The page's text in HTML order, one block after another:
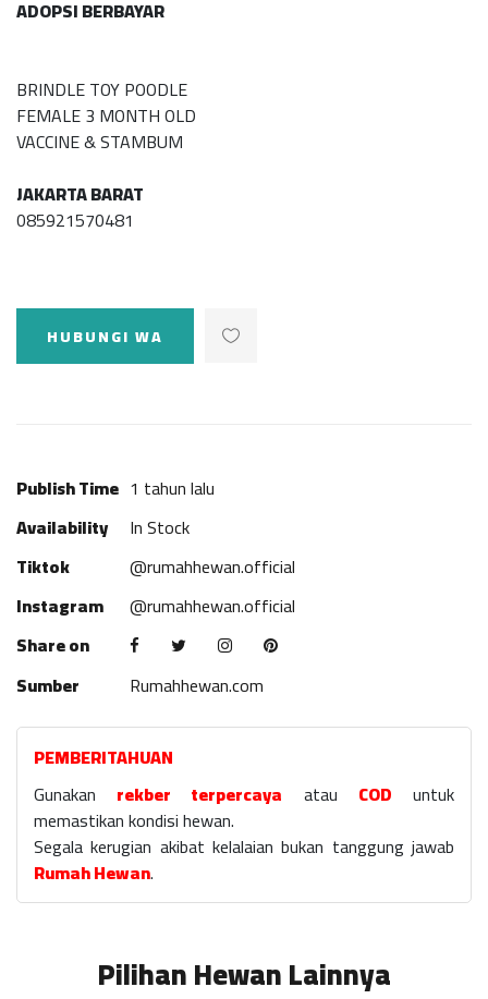
ADOPSI BERBAYAR
BRINDLE TOY POODLE
FEMALE 3 MONTH OLD
VACCINE & STAMBUM
JAKARTA BARAT
085921570481
HUBUNGI WA
Publish Time 1 tahun lalu
Availability
In Stock
Tiktok
@rumahhewan.official
Instagram
@rumahhewan.official
Share on
Sumber
Rumahhewan.com
PEMBERITAHUAN
Gunakan rekber terpercaya atau COD untuk
memastikan kondisi hewan.
Segala kerugian akibat kelalaian bukan tanggung jawab
Rumah Hewan.
Pilihan Hewan Lainnya